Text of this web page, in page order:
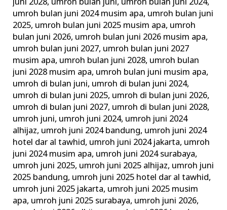
juni 2028, umroh bulan juni, umroh bulan juni 2024,
umroh bulan juni 2024 musim apa, umroh bulan juni
2025, umroh bulan juni 2025 musim apa, umroh
bulan juni 2026, umroh bulan juni 2026 musim apa,
umroh bulan juni 2027, umroh bulan juni 2027
musim apa, umroh bulan juni 2028, umroh bulan
juni 2028 musim apa, umroh bulan juni musim apa,
umroh di bulan juni, umroh di bulan juni 2024,
umroh di bulan juni 2025, umroh di bulan juni 2026,
umroh di bulan juni 2027, umroh di bulan juni 2028,
umroh juni, umroh juni 2024, umroh juni 2024
alhijaz, umroh juni 2024 bandung, umroh juni 2024
hotel dar al tawhid, umroh juni 2024 jakarta, umroh
juni 2024 musim apa, umroh juni 2024 surabaya,
umroh juni 2025, umroh juni 2025 alhijaz, umroh juni
2025 bandung, umroh juni 2025 hotel dar al tawhid,
umroh juni 2025 jakarta, umroh juni 2025 musim
apa, umroh juni 2025 surabaya, umroh juni 2026,